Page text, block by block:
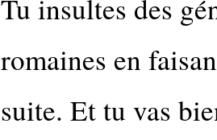
Tu insultes des
romaines en
suite. Et tu vas